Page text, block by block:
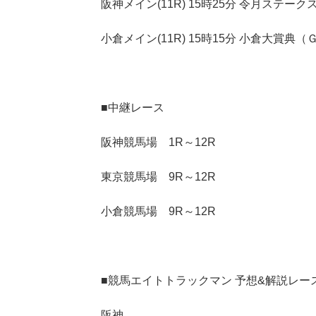
阪神メイン(11R) 15時25分 令月ステークス
小倉メイン(11R) 15時15分 小倉大賞典（
■中継レース
阪神競馬場 1R～12R
東京競馬場 9R～12R
小倉競馬場 9R～12R
■競馬エイトトラックマン 予想&解説レー